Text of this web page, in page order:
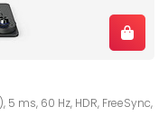
5 ms, 60 Hz, HDR, FreeSync,